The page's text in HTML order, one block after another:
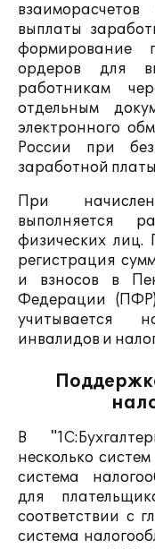
выплаты
формирование
ордеров для
работникам
отдельным
электронного
России при
заработной
При
выполняется
физических лиц.
регистрация
и взносов в
Федерации
учитывается
инвалидов и
В
несколько
система
для
соответствии с
система